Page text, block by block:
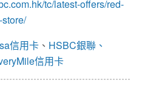
tc/latest-offers/red-
信用卡 、 HSBC銀聯 、
信用卡